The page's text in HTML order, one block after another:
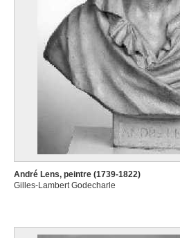
André Lens, peintre (1739-1822)
Gilles-Lambert Godecharle